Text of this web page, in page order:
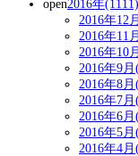
open2016年(1111)
2016年12
2016年11
2016年10
2016年9月
2016年8月
2016年7月
2016年6月
2016年5月
2016年4月